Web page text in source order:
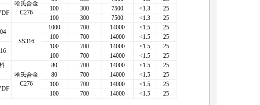
哈氏合金
C276
100 300 7500 <1.3
25
100 300 7500 <1.3
25
SS316
1000 700 14000 <1.5
25
100 700 14000 <1.5
25
100 700 14000 <1.5
25
100 700 14000 <1.5
25
哈氏合金
C276
80 700 14000 <1.5
25
80 700 14000 <1.5
25
100 700 14000 <1.5
25
100 700 14000 <1.5 25